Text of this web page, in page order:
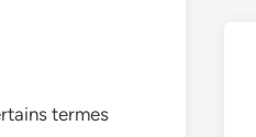
termes